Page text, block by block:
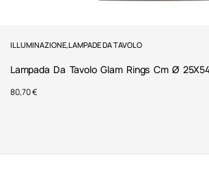
ILLUMINAZIONE,LAMPADE DA TAVOLO
Lampada Da Tavolo Glam Rings Cm Ø
80,70€